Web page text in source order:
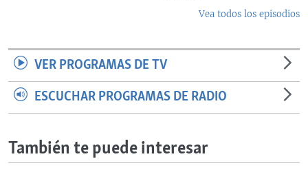
Vea todos los episodios
VER PROGRAMAS DE TV
ESCUCHAR PROGRAMAS DE RADIO
También te puede interesar